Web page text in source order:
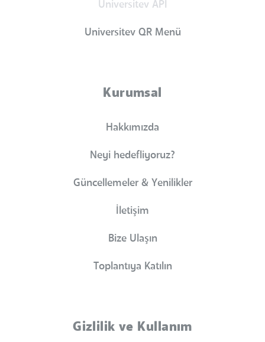
Universitev API
Universitev QR Menü
Kurumsal
Hakkımızda
Neyi hedefliyoruz?
Güncellemeler & Yenilikler
İletişim
Bize Ulaşın
Toplantıya Katılın
Gizlilik ve Kullanım